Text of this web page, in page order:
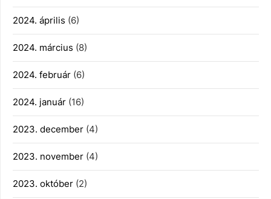
2024. április (6)
2024. március (8)
2024. február (6)
2024. január (16)
2023. december (4)
2023. november (4)
2023. október (2)